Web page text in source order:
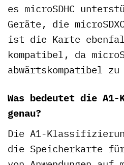
es microSDHC
Geräte, die
ist die Karte
kompatibel, da
abwärtskompatibel zu
Was bedeutet die
genau?
Die A1-
die Speicherkarte